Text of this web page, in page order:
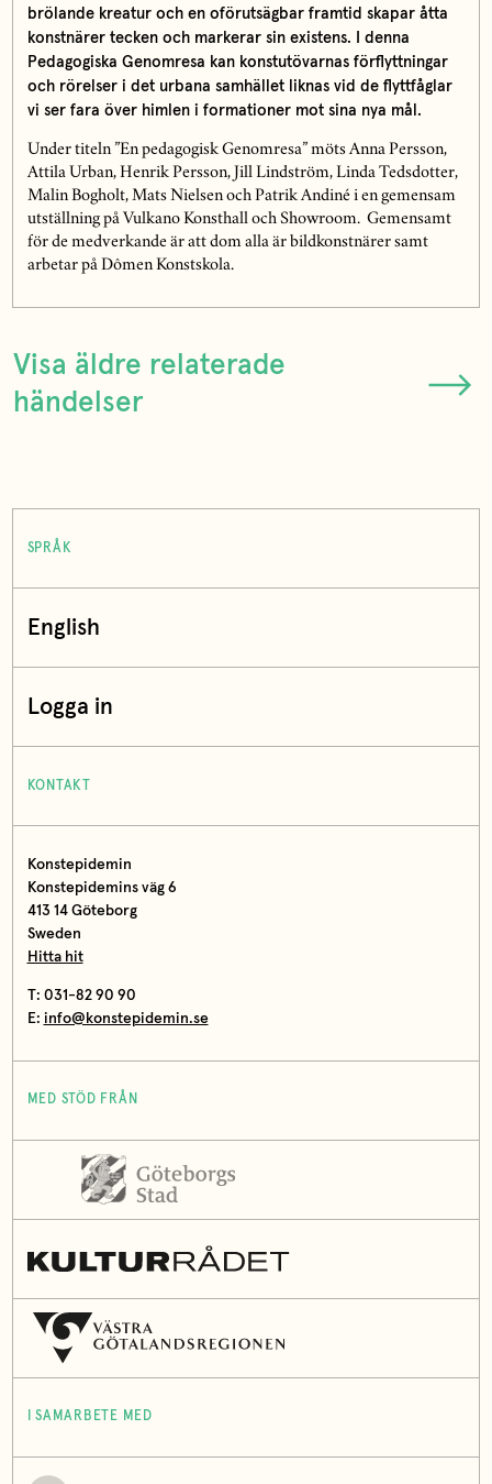
brölande kreatur och en oförutsägbar framtid skapar åtta
konstnärer tecken och markerar sin existens. I denna
Pedagogiska Genomresa kan konstutövarnas förflyttningar
och rörelser i det urbana samhället liknas vid de flyttfåglar
vi ser fara över himlen i formationer mot sina nya mål.
Under titeln ”En pedagogisk Genomresa” möts Anna Persson,
Attila Urban, Henrik Persson, Jill Lindström, Linda Tedsdotter,
Malin Bogholt, Mats Nielsen och Patrik Andiné i en gemensam
utställning på Vulkano Konsthall och Showroom. Gemensamt
för de medverkande är att dom alla är bildkonstnärer samt
arbetar på Dômen Konstskola.
Visa äldre relaterade
händelser
SPRÅK
English
Logga in
KONTAKT
Konstepidemin
Konstepidemins väg 6
413 14 Göteborg
Sweden
Hitta hit
T: 031-82 90 90
E: info@konstepidemin.se
MED STÖD FRÅN
I SAMARBETE MED